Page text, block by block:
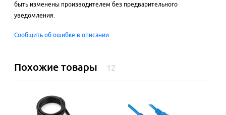
быть изменены производителем без предварительного
уведомления.
Сообщить об ошибке в описании
Похожие товары 12